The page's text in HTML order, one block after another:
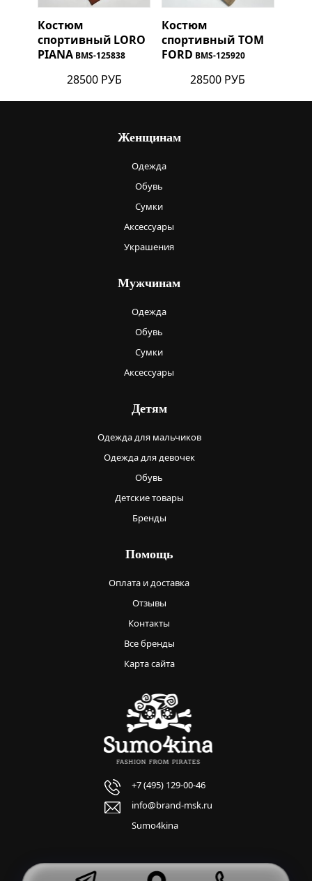
Костюм
спортивный LORO
PIANA BMS-125838
28500 РУБ
Костюм
спортивный TOM
FORD BMS-125920
28500 РУБ
Женщинам
Одежда
Обувь
Сумки
Аксессуары
Украшения
Мужчинам
Одежда
Обувь
Сумки
Аксессуары
Детям
Одежда для мальчиков
Одежда для девочек
Обувь
Детские товары
Бренды
Помощь
Оплата и доставка
Отзывы
Контакты
Все бренды
Карта сайта
+7 (495) 129-00-46
info@brand-msk.ru
Sumo4kina